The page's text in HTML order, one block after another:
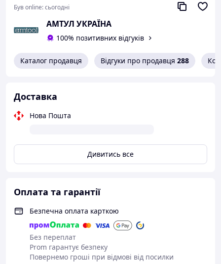
Був online:сьогодні
АМТУЛ УКРАЇНА
100% позитивних відгуків
Каталог продавця Відгуки про продавця 288
Доставка
Нова Пошта
Дивитись все
Оплата та гарантії
Безпечна оплата карткою
Без переплат
Prom гарантує безпеку
Повернемо гроші при відмові від посилки